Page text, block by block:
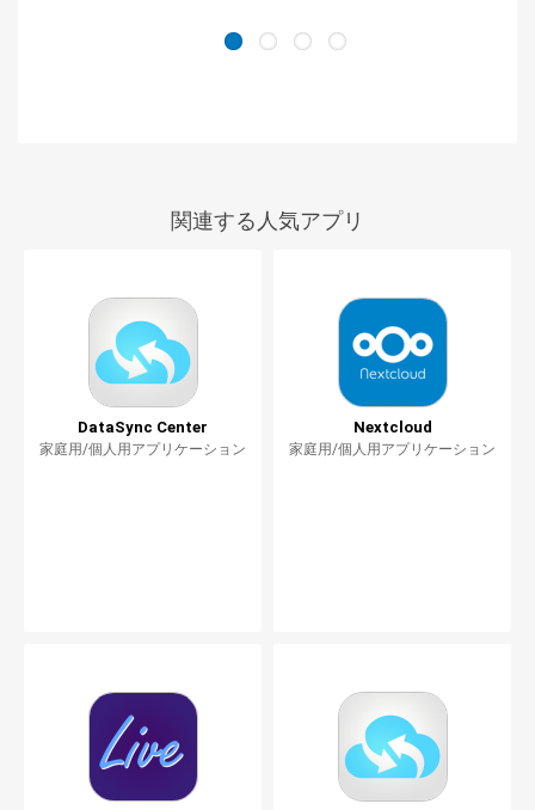
関連する人気アプリ
DataSync Center
家庭用/個人用アプリケーション
Nextcloud
家庭用/個人用アプリケーション